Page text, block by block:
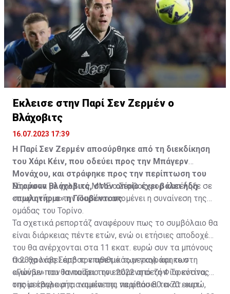
Έκλεισε στην Παρί Σεν Ζερμέν ο
Βλάχοβιτς
16.07.2023 17:39
Η Παρί Σεν Ζερμέν αποσύρθηκε από τη διεκδίκηση
του Χάρι Κέιν, που οδεύει προς την Μπάγερν
Μονάχου, και στράφηκε προς την περίπτωση του
Ντούσαν Βλάχοβιτς, στον οποίο έχει βάλει ήδη
«πωλητήριο» η Γιουβέντους.
Σύμφωνα με γαλλικά ΜΜΕ ο Σέρβος φορ κατέληξε σε
συμφωνία με την Παρί και απομένει η συναίνεση της
ομάδας του Τορίνο.
Τα σχετικά ρεπορτάζ αναφέρουν πως το συμβόλαιο θα
είναι διάρκειας πέντε ετών, ενώ οι ετήσιες αποδοχές
του θα ανέρχονται στα 11 εκατ. ευρώ συν τα μπόνους
που θα λάβει από τον αριθμό των γκολ και των
αγώνων που θα παίξει την επόμενη σεζόν. Το κόστος
της μεταγραφής αναμένεται να φθάσει τα 70 εκατ.
Ο 23χρονος Σέρβος επιθετικός μεταγράφηκε στη
«Γιούβε» τον Ιανουάριο του 2022 από τη Φιορεντίνα, η
οποία έβαλε στα ταμεία της περίπου 80 εκατ. ευρώ,